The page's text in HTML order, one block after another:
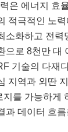
은 에너지 효
적극적인 노
소화하고 전력
으로 8천만 대
기술의 다재
지역과 외딴
지를 가능하게
과 데이터 흐